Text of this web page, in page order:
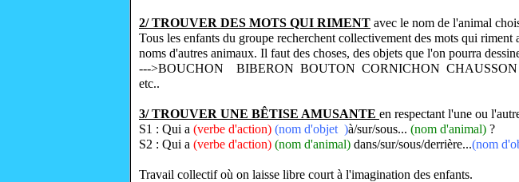
2/ TROUVER DES MOTS QUI RIMENT avec le nom de l'animal
Tous les enfants du groupe recherchent collectivement des mots qui
noms d'autres animaux. Il faut des choses, des objets que l'on pourra
--->BOUCHON BIBERON BOUTON CORNICHON
etc..
3/ TROUVER UNE BÊTISE AMUSANTE en respectant l'une ou
S1 : Qui a (verbe d'action) (nom d'objet )à/sur/sous... (nom d'animal) ?
S2 : Qui a (verbe d'action) (nom d'animal) dans/sur/sous/derrière...(nom
Travail collectif où on laisse libre court à l'imagination des enfants.